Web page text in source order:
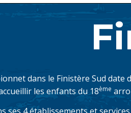
dans le Finistère Sud
les enfants du 18ème